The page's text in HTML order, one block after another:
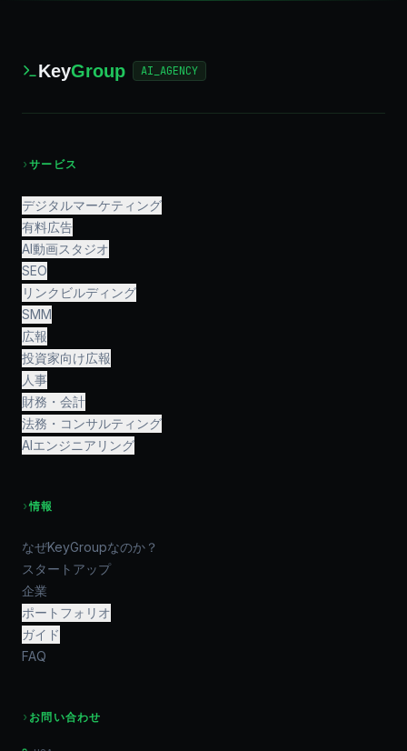
KeyGroup AI_AGENCY
›サービス
デジタルマーケティング
有料広告
AI動画スタジオ
SEO
リンクビルディング
SMM
広報
投資家向け広報
人事
財務・会計
法務・コンサルティング
AIエンジニアリング
›情報
なぜKeyGroupなのか？
スタートアップ
企業
ポートフォリオ
ガイド
FAQ
› お問い合わせ